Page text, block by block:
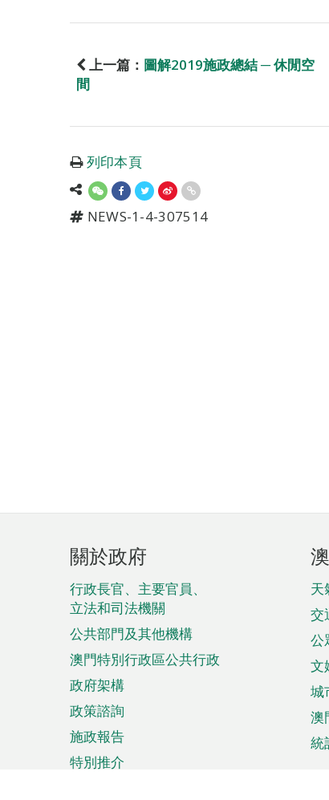
上一篇： 圖解2019施政總結 ─ 休閒空
間
列印本頁
NEWS-1-4-307514
頁
腳
菜
單
關於政府
行政長官、主要官員、
立法和司法機關
公共部門及其他機構
澳門特別行政區公共行政
政府架構
政策諮詢
施政報告
特別推介
天
交
公
文
城
澳
統